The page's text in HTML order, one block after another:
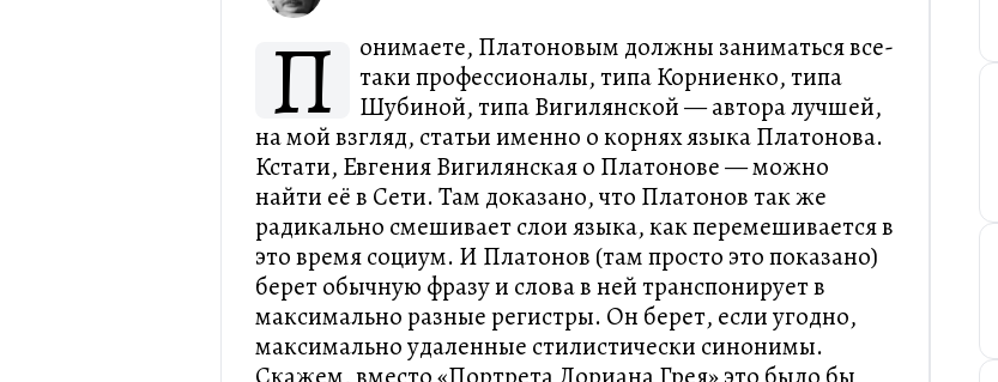
П
онимаете, Платоновым должны заниматься все-
таки профессионалы, типа Корниенко, типа
Шубиной, типа Вигилянской — автора лучшей,
на мой взгляд, статьи именно о корнях языка Платонова.
Кстати, Евгения Вигилянская о Платонове — можно
найти её в Сети. Там доказано, что Платонов так же
радикально смешивает слои языка, как перемешивается в
это время социум. И Платонов (там просто это показано)
берет обычную фразу и слова в ней транспонирует в
максимально разные регистры. Он берет, если угодно,
максимально удаленные стилистически синонимы.